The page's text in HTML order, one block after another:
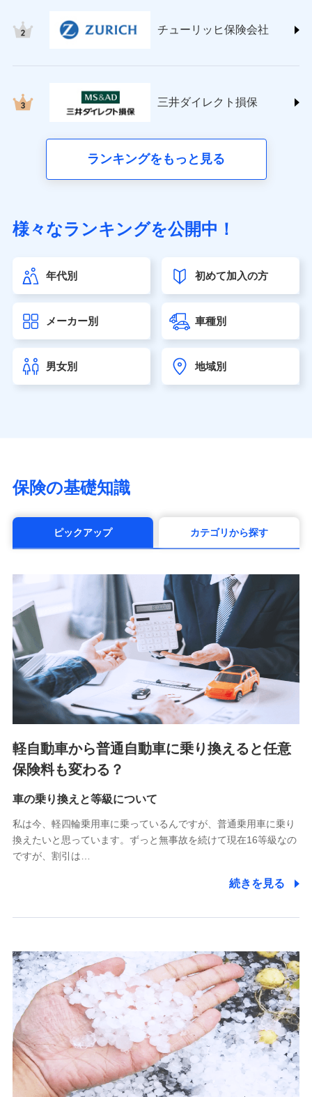
(https://www.nisshinfire.co.jp/)
(https://www.petfamilyins.co.jp/)
ins.com/)
三井ダイレクト損害保険株式会社
（https://www.sonylife.co.jp）
第一ネオ生命保険株式会社（https://neofirst.co.jp/）
大樹生命保険株式会社（https://www.taiju-life.co.jp）
seimei.co.jp）
チューリッヒ生命保険株式会社
東京海上日動あんしん生命保険株式会社
（https://www.tmn-anshin.co.jp/）
マニュライフ生命保険株式会社
（https://www.manulife.co.jp/）
（https://www.msa-life.co.jp/）
メットライフ生命株式会社(https://www.metlife.co.jp/)
■少額短期保険
株式会社アシロ少額短期保険 (https://kailash.co.jp/)
SBIいきいき少額短期保険会社 (https://www.i-
sedai.com/)
SBIペット少額短期保険株式会社 (https://www.sbipet-
ssi.co.jp/)
SBIリスタ少額短期保険会社
(https://www.jishin.co.jp/)
スマートプラス少額短期保険株式会社
チューリッヒ少額短期保険株式会社
(https://www.zurichssi.co.jp/)
(https://www.tokiomarine-x.co.jp/)
(https://pshoken.co.jp/)
リトルファミリー少額短期保険株式会社
(https://www.littlefamily-ssi.com/)
郵便、電話、およびＥメール等により、当社と取引のあるも
た維持管理等の委託業務遂行のため、またそれらに付帯、関
連する当社および提携会社のサービスを案内、提供するため
（なお、当社は複数の保険会社と取引があり、取得した個人
情報を取引のある他の保険会社の商品・サービスをご提案す
るために利用させていただくことがあります。）
上記に係る連絡・手続き・管理等付帯業務を行うため
3.セミナー募集サイトから取得した個人情報
各種セミナーの案内、開催のため
上記に係る連絡・手続き・管理等付帯業務を行うため
チューリッヒ保険会社
三井ダイレクト損保
ランキングをもっと見る
様々なランキングを公開中！
年代別 初めて加入の方
メーカー別 車種別
男女別 地域別
保険の基礎知識
ピックアップ カテゴリから探す
軽自動車から普通自動車に乗り換えると任意
保険料も変わる？
車の乗り換えと等級について
私は今、軽四輪乗用車に乗っているんですが、普通乗用車に乗り
換えたいと思っています。ずっと無事故を続けて現在16等級なの
ですが、割引は…
続きを見る